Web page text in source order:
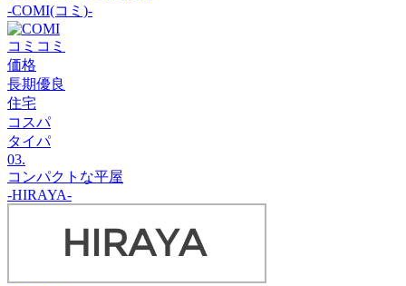
‐COMI(コミ)‐
コミコミ
価格
長期優良
住宅
コスパ
タイパ
03.
コンパクトな平屋
‐HIRAYA‐